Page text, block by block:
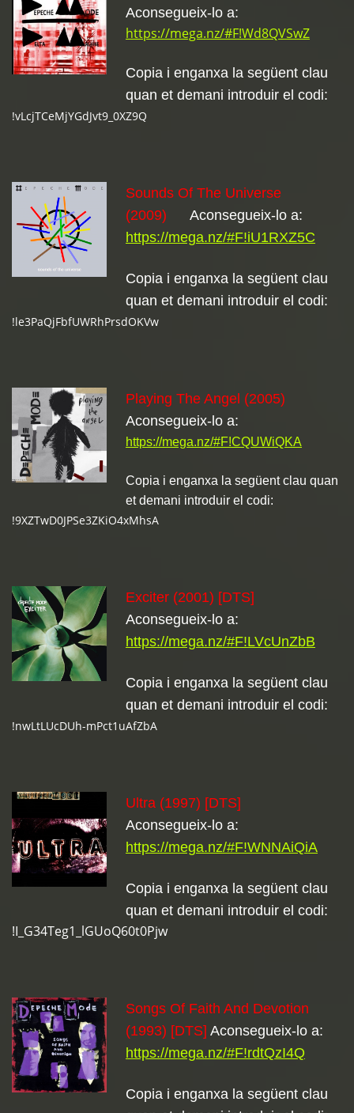
Aconsegueix-lo a:
https://mega.nz/#F!Wd8QVSwZ
Copia i enganxa la següent clau
quan et demani introduir el codi:
!vLcjTCeMjYGdJvt9_0XZ9Q
Sounds Of The Universe
(2009) Aconsegueix-lo a:
https://mega.nz/#F!iU1RXZ5C
Copia i enganxa la següent clau
quan et demani introduir el codi:
!le3PaQjFbfUWRhPrsdOKVw
Playing The Angel (2005)
Aconsegueix-lo a:
https://mega.nz/#F!CQUWiQKA
Copia i enganxa la següent clau quan
et demani introduir el codi:
!9XZTwD0JPSe3ZKiO4xMhsA
Exciter (2001) [DTS]
Aconsegueix-lo a:
https://mega.nz/#F!LVcUnZbB
Copia i enganxa la següent clau
quan et demani introduir el codi:
!nwLtLUcDUh-mPct1uAfZbA
Ultra (1997) [DTS]
Aconsegueix-lo a:
https://mega.nz/#F!WNNAiQiA
Copia i enganxa la següent clau
quan et demani introduir el codi:
!I_G34Teg1_lGUoQ60t0Pjw
Songs Of Faith And Devotion
(1993) [DTS] Aconsegueix-lo a:
https://mega.nz/#F!rdtQzI4Q
Copia i enganxa la següent clau